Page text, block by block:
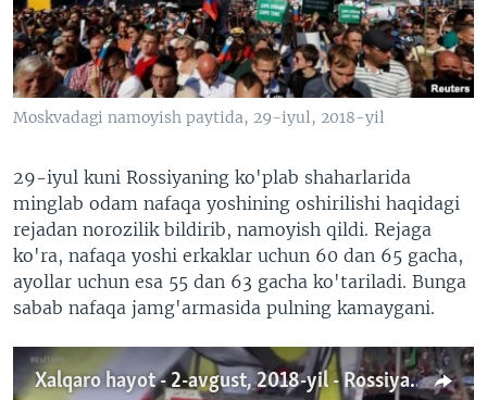
VIDEO
XABARLAR SURATLARDA
ODNOKLASSNIKI
TELEGRAM
TWITTER
Moskvadagi namoyish paytida, 29-iyul, 2018-yil
29-iyul kuni Rossiyaning ko'plab shaharlarida
minglab odam nafaqa yoshining oshirilishi haqidagi
rejadan norozilik bildirib, namoyish qildi. Rejaga
ko'ra, nafaqa yoshi erkaklar uchun 60 dan 65 gacha,
ayollar uchun esa 55 dan 63 gacha ko'tariladi. Bunga
sabab nafaqa jamg'armasida pulning kamaygani.
Xalqaro hayot - 2-avgust, 2018-yil - Rossiya muxolifati xalq noroziligidan foydalanmoqchi